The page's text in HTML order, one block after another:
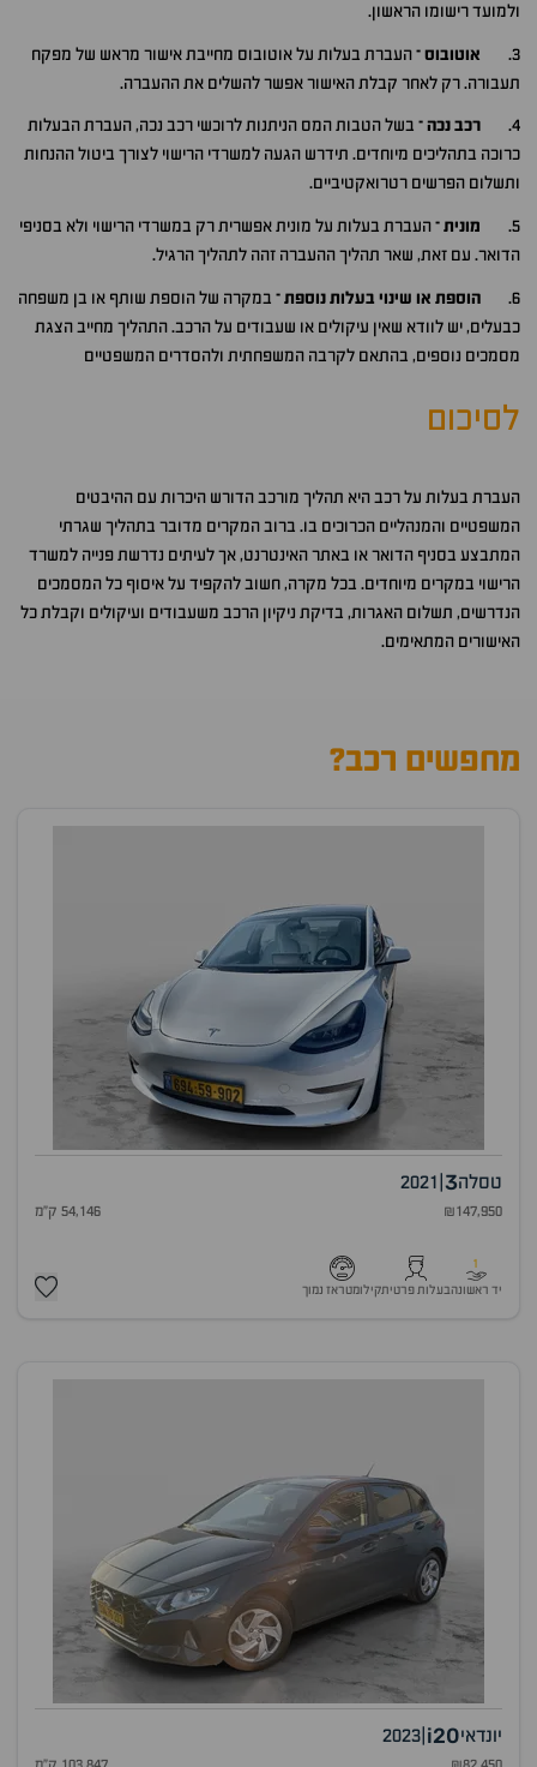
ולמועד רישומו הראשון.
3. אוטובוס –העברת בעלות על אוטובוס מחייבת אישור מראש של מפקח
תעבורה. רק לאחר קבלת האישור אפשר להשלים את ההעברה.
4. רכב נכה – בשל הטבות המס הניתנות לרוכשי רכב נכה, העברת הבעלות
כרוכה בתהליכים מיוחדים. תידרש הגעה למשרדי הרישוי לצורך ביטול ההנחות
ותשלום הפרשים רטרואקטיביים.
5. מונית –העברת בעלות על מונית אפשרית רק במשרדי הרישוי ולא בסניפי
הדואר. עם זאת, שאר תהליך ההעברה זהה לתהליך הרגיל.
6. הוספת או שינוי בעלות נוספת – במקרה של הוספת שותף או בן משפחה
כבעלים, יש לוודא שאין עיקולים או שעבודים על הרכב. התהליך מחייב הצגת
מסמכים נוספים, בהתאם לקרבה המשפחתית ולהסדרים המשפטיים
לסיכום
העברת בעלות על רכב היא תהליך מורכב הדורש היכרות עם ההיבטים
המשפטיים והמנהליים הכרוכים בו. ברוב המקרים מדובר בתהליך שגרתי
המתבצע בסניף הדואר או באתר האינטרנט, אך לעיתים נדרשת פנייה למשרד
הרישוי במקרים מיוחדים. בכל מקרה, חשוב להקפיד על איסוף כל המסמכים
הנדרשים, תשלום האגרות, בדיקת ניקיון הרכב משעבודים ועיקולים וקבלת כל
האישורים המתאימים.
מחפשים רכב?
טסלה3
2021
₪147,950 54,146 ק"מ
1
יד ראשונהבעלות פרטיתקילומטראז נמוך
יונדאיi20
2023